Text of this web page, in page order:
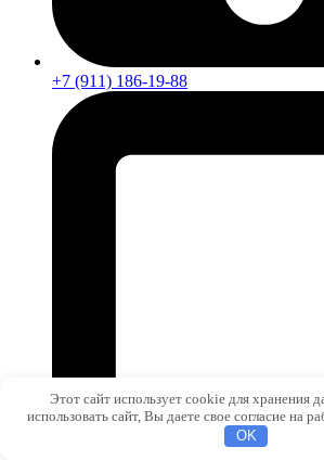
+7 (911) 186-19-88
Этот сайт использует cookie для хранения
использовать сайт, Вы даете свое согласие на
OK